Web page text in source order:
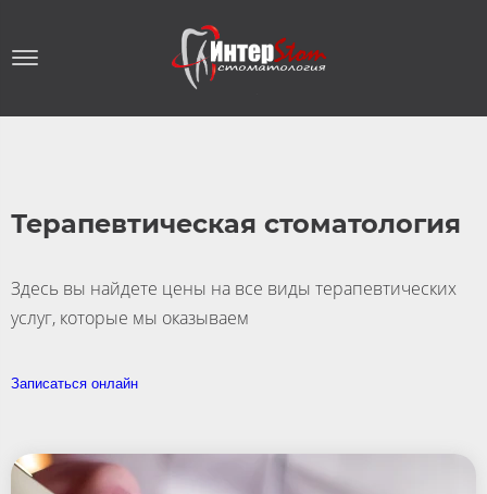
Терапевтическая стоматология
Здесь вы найдете цены на все виды терапевтических
услуг, которые мы оказываем
Записаться онлайн